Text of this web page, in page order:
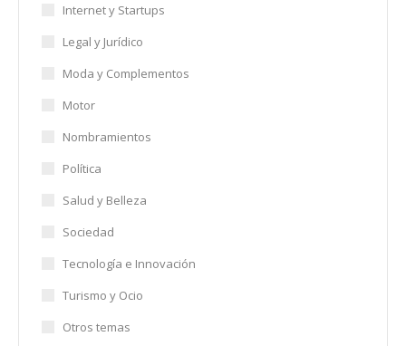
Internet y Startups
Legal y Jurídico
Moda y Complementos
Motor
Nombramientos
Política
Salud y Belleza
Sociedad
Tecnología e Innovación
Turismo y Ocio
Otros temas